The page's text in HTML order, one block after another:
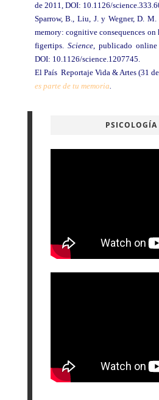
de 2011, DOI: 10.1126/
Sparrow, B., Liu, J. y Wegner, D.
memory: cognitive consequences
figertips. Science, publicado
DOI: 10.1126/science.1207745.
El País  Reportaje Vida & Artes (31
es parte de tu memoria.
PSICOLOGÍA